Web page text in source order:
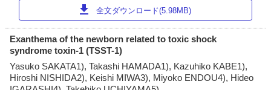
download 全文ダウンロード(5.98MB)
Exanthema of the newborn related to toxic shock
syndrome toxin-1 (TSST-1)
Yasuko SAKATA1), Takashi HAMADA1), Kazuhiko KABE1),
Hiroshi NISHIDA2), Keishi MIWA3), Miyoko ENDOU4), Hideo